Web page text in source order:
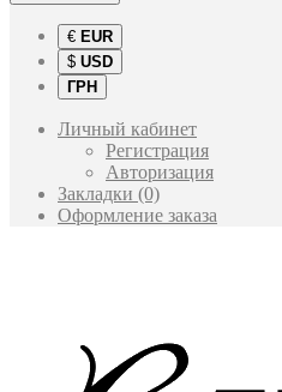
€ EUR
$ USD
ГРН
Личный кабинет
Регистрация
Авторизация
Закладки (0)
Оформление заказа